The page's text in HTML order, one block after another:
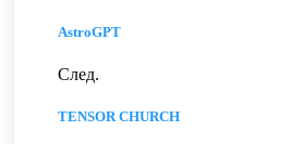
AstroGPT
След.
TENSOR CHURCH